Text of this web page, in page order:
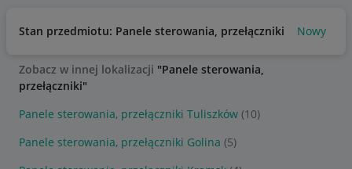
Stan przedmiotu: Panele sterowania, przełączniki Nowy
Zobacz w innej lokalizacji "Panele sterowania,
przełączniki"
Panele sterowania, przełączniki Tuliszków (10)
Panele sterowania, przełączniki Golina (5)